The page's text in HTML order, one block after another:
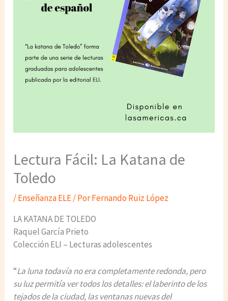
Lectura Fácil: La Katana de
Toledo
/Enseñanza ELE/ PorFernando Ruiz López
LA KATANA DE TOLEDO
Raquel García Prieto
Colección ELI – Lecturas adolescentes
“La luna todavía no era completamente redonda, pero
su luz permitía ver todos los detalles: el laberinto de los
tejados de la ciudad, las ventanas nuevas del